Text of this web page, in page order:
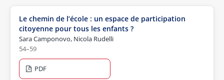
Le chemin de l’école : un espace de participation
citoyenne pour tous les enfants ?
Sara Camponovo, Nicola Rudelli
54–59
PDF